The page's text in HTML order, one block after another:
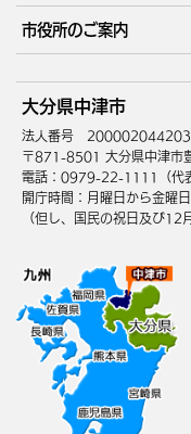
住まい・引越
健康・医療
高齢・介護
サイトマップ
市役所のご案内
庁舎地図
中津市へのアクセス
大分県中津市
法人番号
〒871-8501 大分県中津市
電話：0979-22-1111（代
開庁時間：月曜日から金曜
（但し、国民の祝日及び12